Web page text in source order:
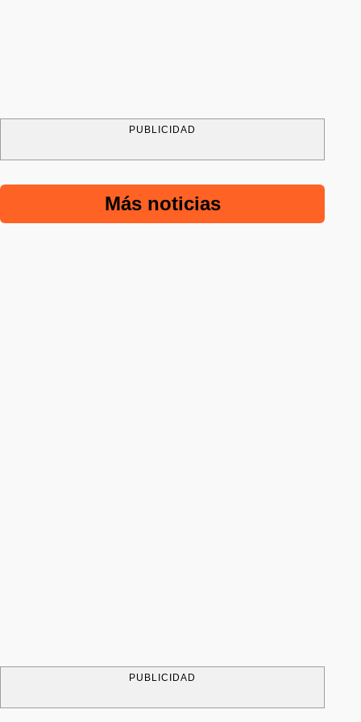
PUBLICIDAD
Más noticias
PUBLICIDAD